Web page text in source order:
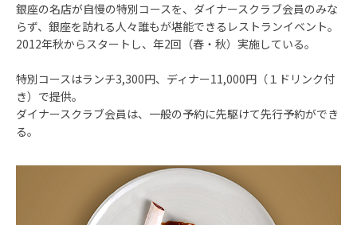
銀座の名店が自慢の特別コースを、ダイナースクラブ会員のみな
らず、銀座を訪れる人々誰もが堪能できるレストランイベント。
2012年秋からスタートし、年2回（春・秋）実施している。
特別コースはランチ3,300円、ディナー11,000円（１ドリンク付
き）で提供。
ダイナースクラブ会員は、一般の予約に先駆けて先行予約ができ
る。